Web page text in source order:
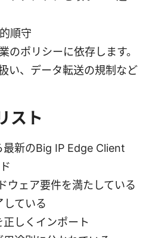
順守
のポリシーに依存します。
い、データ転送の規制など
スト
最新のBig IP Edge Client
ウェア要件を満たしている
している
しくインポート